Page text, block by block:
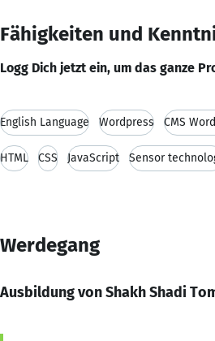
Fähigkeiten und
Logg Dich jetzt ein, um das ganze
English Language Wordpress CMS
HTML CSS JavaScript Sensor
Werdegang
Ausbildung von Shakh Shadi